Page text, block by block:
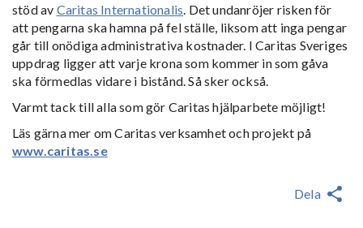
stöd av Caritas Internationalis . Det undanröjer risken för
att pengarna ska hamna på fel ställe, liksom att inga pengar
går till onödiga administrativa kostnader. I Caritas Sveriges
uppdrag ligger att varje krona som kommer in som gåva
ska förmedlas vidare i bistånd. Så sker också.
Varmt tack till alla som gör Caritas hjälparbete möjligt!
Läs gärna mer om Caritas verksamhet och projekt på
www.caritas.se
Dela